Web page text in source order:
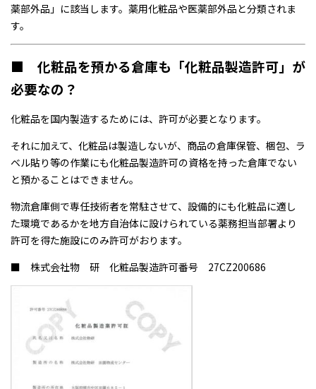
薬部外品」に該当します。薬用化粧品や医薬部外品と分類されま
す。
■ 化粧品を預かる倉庫も「化粧品製造許可」が
必要なの？
化粧品を国内製造するためには、許可が必要となります。
それに加えて、化粧品は製造しないが、商品の倉庫保管、梱包、ラ
ベル貼り等の作業にも化粧品製造許可の資格を持った倉庫でない
と預かることはできません。
物流倉庫側で専任技術者を常駐させて、設備的にも化粧品に適し
た環境であるかを地方自治体に設けられている薬務担当部署より
許可を得た施設にのみ許可がおります。
■ 株式会社物 研 化粧品製造許可番号 27CZ200686